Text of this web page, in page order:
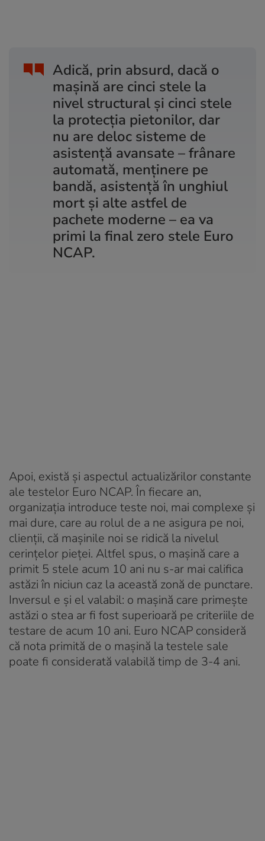
Adică, prin absurd, dacă o
mașină are cinci stele la
nivel structural și cinci stele
la protecția pietonilor, dar
nu are deloc sisteme de
asistență avansate – frânare
automată, menținere pe
bandă, asistență în unghiul
mort și alte astfel de
pachete moderne – ea va
primi la final zero stele Euro
NCAP.
Apoi, există și aspectul actualizărilor constante
ale testelor Euro NCAP. În fiecare an,
organizația introduce teste noi, mai complexe și
mai dure, care au rolul de a ne asigura pe noi,
clienții, că mașinile noi se ridică la nivelul
cerințelor pieței. Altfel spus, o mașină care a
primit 5 stele acum 10 ani nu s-ar mai califica
astăzi în niciun caz la această zonă de punctare.
Inversul e și el valabil: o mașină care primește
astăzi o stea ar fi fost superioară pe criteriile de
testare de acum 10 ani. Euro NCAP consideră
că nota primită de o mașină la testele sale
poate fi considerată valabilă timp de 3-4 ani.